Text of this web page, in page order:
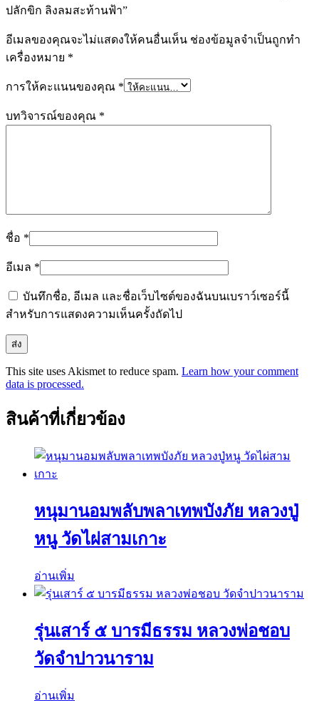
ปลักขิก ลิงลมสะท้านฟ้า”
อีเมลของคุณจะไม่แสดงให้คนอื่นเห็น ช่องข้อมูลจำเป็นถูกทำ
เครื่องหมาย *
การให้คะแนนของคุณ *
บทวิจารณ์ของคุณ *
ชื่อ *
อีเมล *
บันทึกชื่อ, อีเมล และชื่อเว็บไซต์ของฉันบนเบราว์เซอร์นี้
สำหรับการแสดงความเห็นครั้งถัดไป
This site uses Akismet to reduce spam. Learn how your comment
data is processed.
สินค้าที่เกี่ยวข้อง
หนุมานอมพลับพลาเทพบังภัย หลวงปู่
หนู วัดไผ่สามเกาะ
อ่านเพิ่ม
รุ่นเสาร์ ๕ บารมีธรรม หลวงพ่อชอบ
วัดจำปาวนาราม
อ่านเพิ่ม